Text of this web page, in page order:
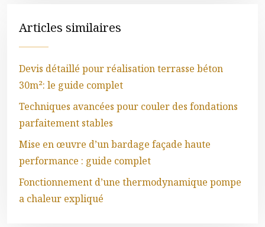
Articles similaires
Devis détaillé pour réalisation terrasse béton
30m²: le guide complet
Techniques avancées pour couler des fondations
parfaitement stables
Mise en œuvre d’un bardage façade haute
performance : guide complet
Fonctionnement d’une thermodynamique pompe
a chaleur expliqué